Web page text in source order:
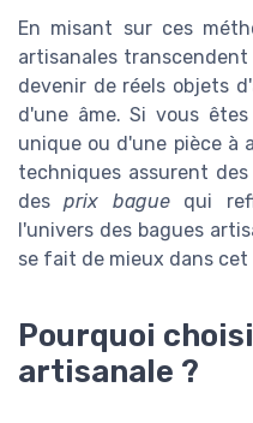
En misant sur ces
artisanales
devenir de réels objets
d'une âme. Si vous
unique ou d'une pièce à
techniques assurent
desprix baguequi
l'univers des bagues
se fait de mieux dans
Pourquoi
artisanale ?